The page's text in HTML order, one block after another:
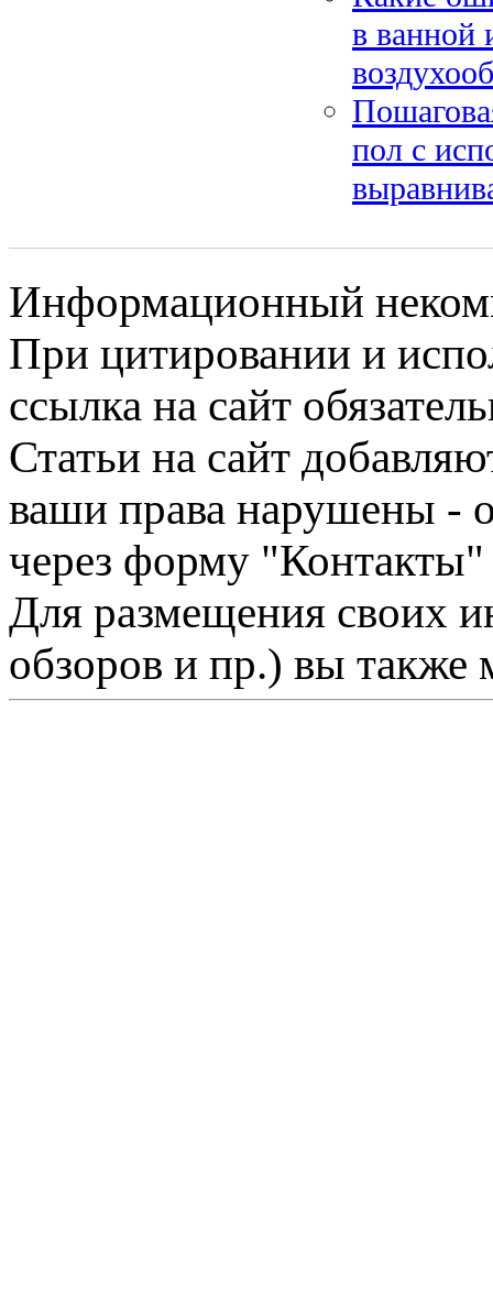
в ванной
пол с
Информационный
При цитировании и
ссылка на сайт
Статьи на сайт
ваши права нарушены -
через форму "Контакты"
Для размещения своих
обзоров и пр.) вы также